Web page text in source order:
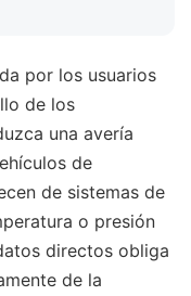
por los usuarios
de los
una avería
de
de sistemas de
o presión
directos obliga
de la